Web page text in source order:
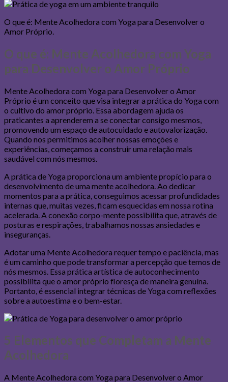
O que é: Mente Acolhedora com Yoga para Desenvolver o
Amor Próprio.
O que é: Mente Acolhedora com Yoga
para Desenvolver o Amor Próprio
Mente Acolhedora com Yoga para Desenvolver o Amor
Próprio é um conceito que visa integrar a prática do Yoga com
o cultivo do amor próprio. Essa abordagem ajuda os
praticantes a aprenderem a se conectar consigo mesmos,
promovendo um espaço de autocuidado e autovalorização.
Quando nos permitimos acolher nossas emoções e
experiências, começamos a construir uma relação mais
saudável com nós mesmos.
A prática de Yoga proporciona um ambiente propício para o
desenvolvimento de uma mente acolhedora. Ao dedicar
momentos para a prática, conseguimos acessar profundidades
internas que, muitas vezes, ficam esquecidas em nossa rotina
acelerada. A conexão corpo-mente possibilita que, através de
posturas e respirações, trabalhamos nossas ansiedades e
inseguranças.
Adotar uma Mente Acolhedora requer tempo e paciência, mas
é um caminho que pode transformar a percepção que temos de
nós mesmos. Essa prática artística de autoconhecimento
possibilita que o amor próprio floresça de maneira genuína.
Portanto, é essencial integrar técnicas de Yoga com reflexões
sobre a autoestima e o bem-estar.
5 Elementos que Completam a Mente
Acolhedora
A Mente Acolhedora com Yoga para Desenvolver o Amor